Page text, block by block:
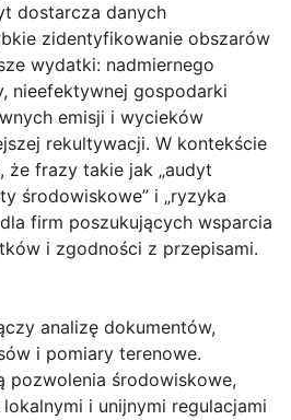
dostarcza danych
zidentyfikowanie obszarów
wydatki: nadmiernego
nieefektywnej gospodarki
emisji i wycieków
rekultywacji. W kontekście
że frazy takie jak „audyt
środowiskowe” i „ryzyka
firm poszukujących wsparcia
i zgodności z przepisami.
analizę dokumentów,
i pomiary terenowe.
pozwolenia środowiskowe,
i unijnymi regulacjami